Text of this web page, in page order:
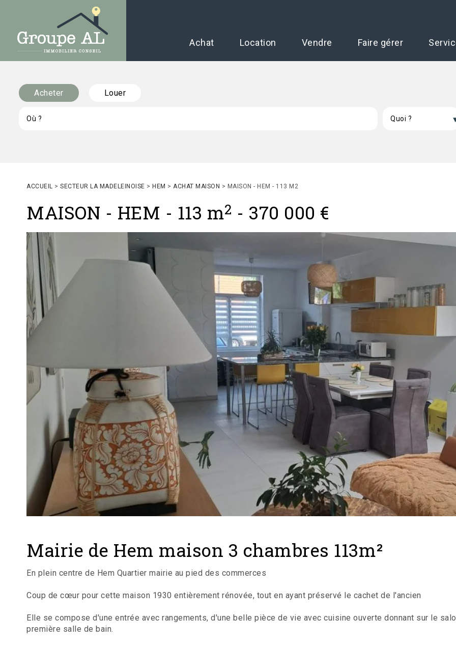
Achat Location Vendre Faire gérer
Acheter Louer
ACCUEIL > SECTEUR LA MADELEINOISE > HEM > ACHAT MAISON > MAISON - HEM - 113 M2
MAISON - HEM - 113 m2 - 370 000 €
Mairie de Hem maison 3 chambres 113m²
En plein centre de Hem Quartier mairie au pied des commerces
Coup de cœur pour cette maison 1930 entièrement rénovée, tout en ayant préservé le cachet de l'ancien
Elle se compose d'une entrée avec rangements, d'une belle pièce de vie avec cuisine ouverte donnant sur le
première salle de bain.